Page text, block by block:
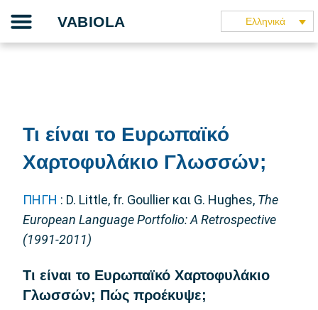
content
VABIOLA Ελληνικά
Τι είναι το Ευρωπαϊκό
Χαρτοφυλάκιο Γλωσσών;
ΠΗΓΗ : D. Little, fr. Goullier και G. Hughes, The
European Language Portfolio: A Retrospective
(1991-2011)
Τι είναι το Ευρωπαϊκό Χαρτοφυλάκιο
Γλωσσών; Πώς προέκυψε;